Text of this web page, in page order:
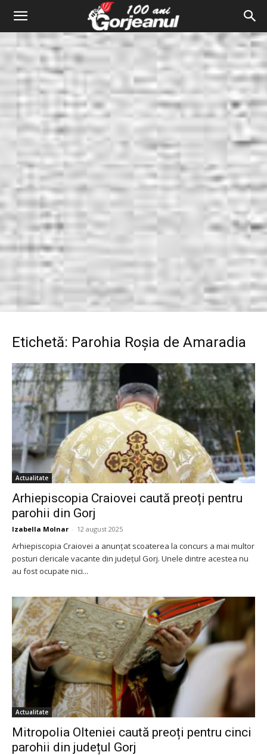
Etichetă: Parohia Roșia de Amaradia
Actualitate
Arhiepiscopia Craiovei caută preoți pentru
parohii din Gorj
Izabella Molnar - 12 august 2025
Arhiepiscopia Craiovei a anunțat scoaterea la concurs a mai multor
posturi clericale vacante din județul Gorj. Unele dintre acestea nu
au fost ocupate nici...
Actualitate
Mitropolia Olteniei caută preoți pentru cinci
parohii din județul Gorj